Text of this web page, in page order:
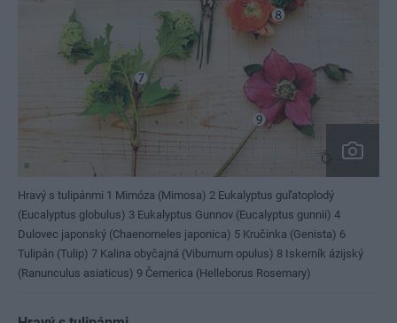
Hravý s tulipánmi 1 Mimóza (Mimosa) 2 Eukalyptus guľatoplodý
(Eucalyptus globulus) 3 Eukalyptus Gunnov (Eucalyptus gunnii) 4
Dulovec japonský (Chaenomeles japonica) 5 Kručinka (Genista) 6
Tulipán (Tulip) 7 Kalina obyčajná (Viburnum opulus) 8 Iskerník ázijský
(Ranunculus asiaticus) 9 Čemerica (Helleborus Rosemary)